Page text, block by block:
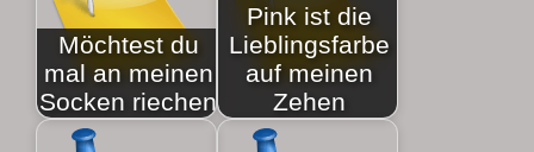
Möchtest du
mal an meinen
Socken riechen
Pink ist die
Lieblingsfarbe
auf meinen
Zehen